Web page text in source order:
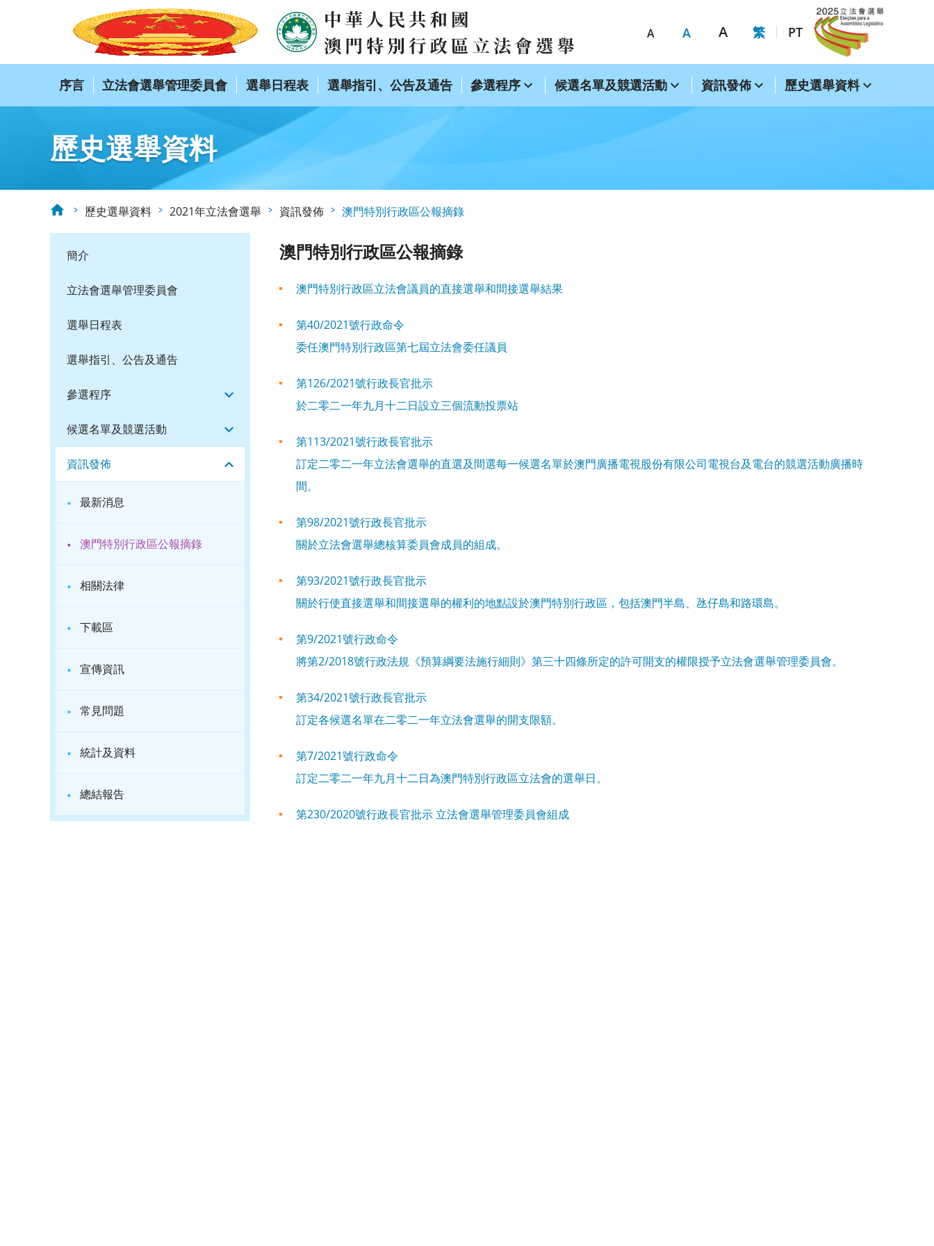
A A A 繁 PT
序言 立法會選舉管理委員會 選舉日程表 選舉指引、公告及通告 參選程序 候選名單及競選活動 資訊發佈 歷史選舉資料
歷史選舉資料
歷史選舉資料 2021年立法會選舉 資訊發佈 澳門特別行政區公報摘錄
簡介
立法會選舉管理委員會
選舉日程表
選舉指引、公告及通告
參選程序
候選名單及競選活動
資訊發佈
· 最新消息
· 澳門特別行政區公報摘錄
· 相關法律
· 下載區
· 宣傳資訊
· 常見問題
· 統計及資料
· 總結報告
澳門特別行政區公報摘錄
澳門特別行政區立法會議員的直接選舉和間接選舉結果
第40/2021號行政命令
委任澳門特別行政區第七屆立法會委任議員
第126/2021號行政長官批示
於二零二一年九月十二日設立三個流動投票站
第113/2021號行政長官批示
訂定二零二一年立法會選舉的直選及間選每一候選名單於澳門廣播電視股份有限公司電視台及電台的競選活動廣播時
間。
第98/2021號行政長官批示
關於立法會選舉總核算委員會成員的組成。
第93/2021號行政長官批示
關於行使直接選舉和間接選舉的權利的地點設於澳門特別行政區，包括澳門半島、氹仔島和路環島。
第9/2021號行政命令
將第2/2018號行政法規《預算綱要法施行細則》第三十四條所定的許可開支的權限授予立法會選舉管理委員會。
第34/2021號行政長官批示
訂定各候選名單在二零二一年立法會選舉的開支限額。
第7/2021號行政命令
訂定二零二一年九月十二日為澳門特別行政區立法會的選舉日。
第230/2020號行政長官批示 立法會選舉管理委員會組成